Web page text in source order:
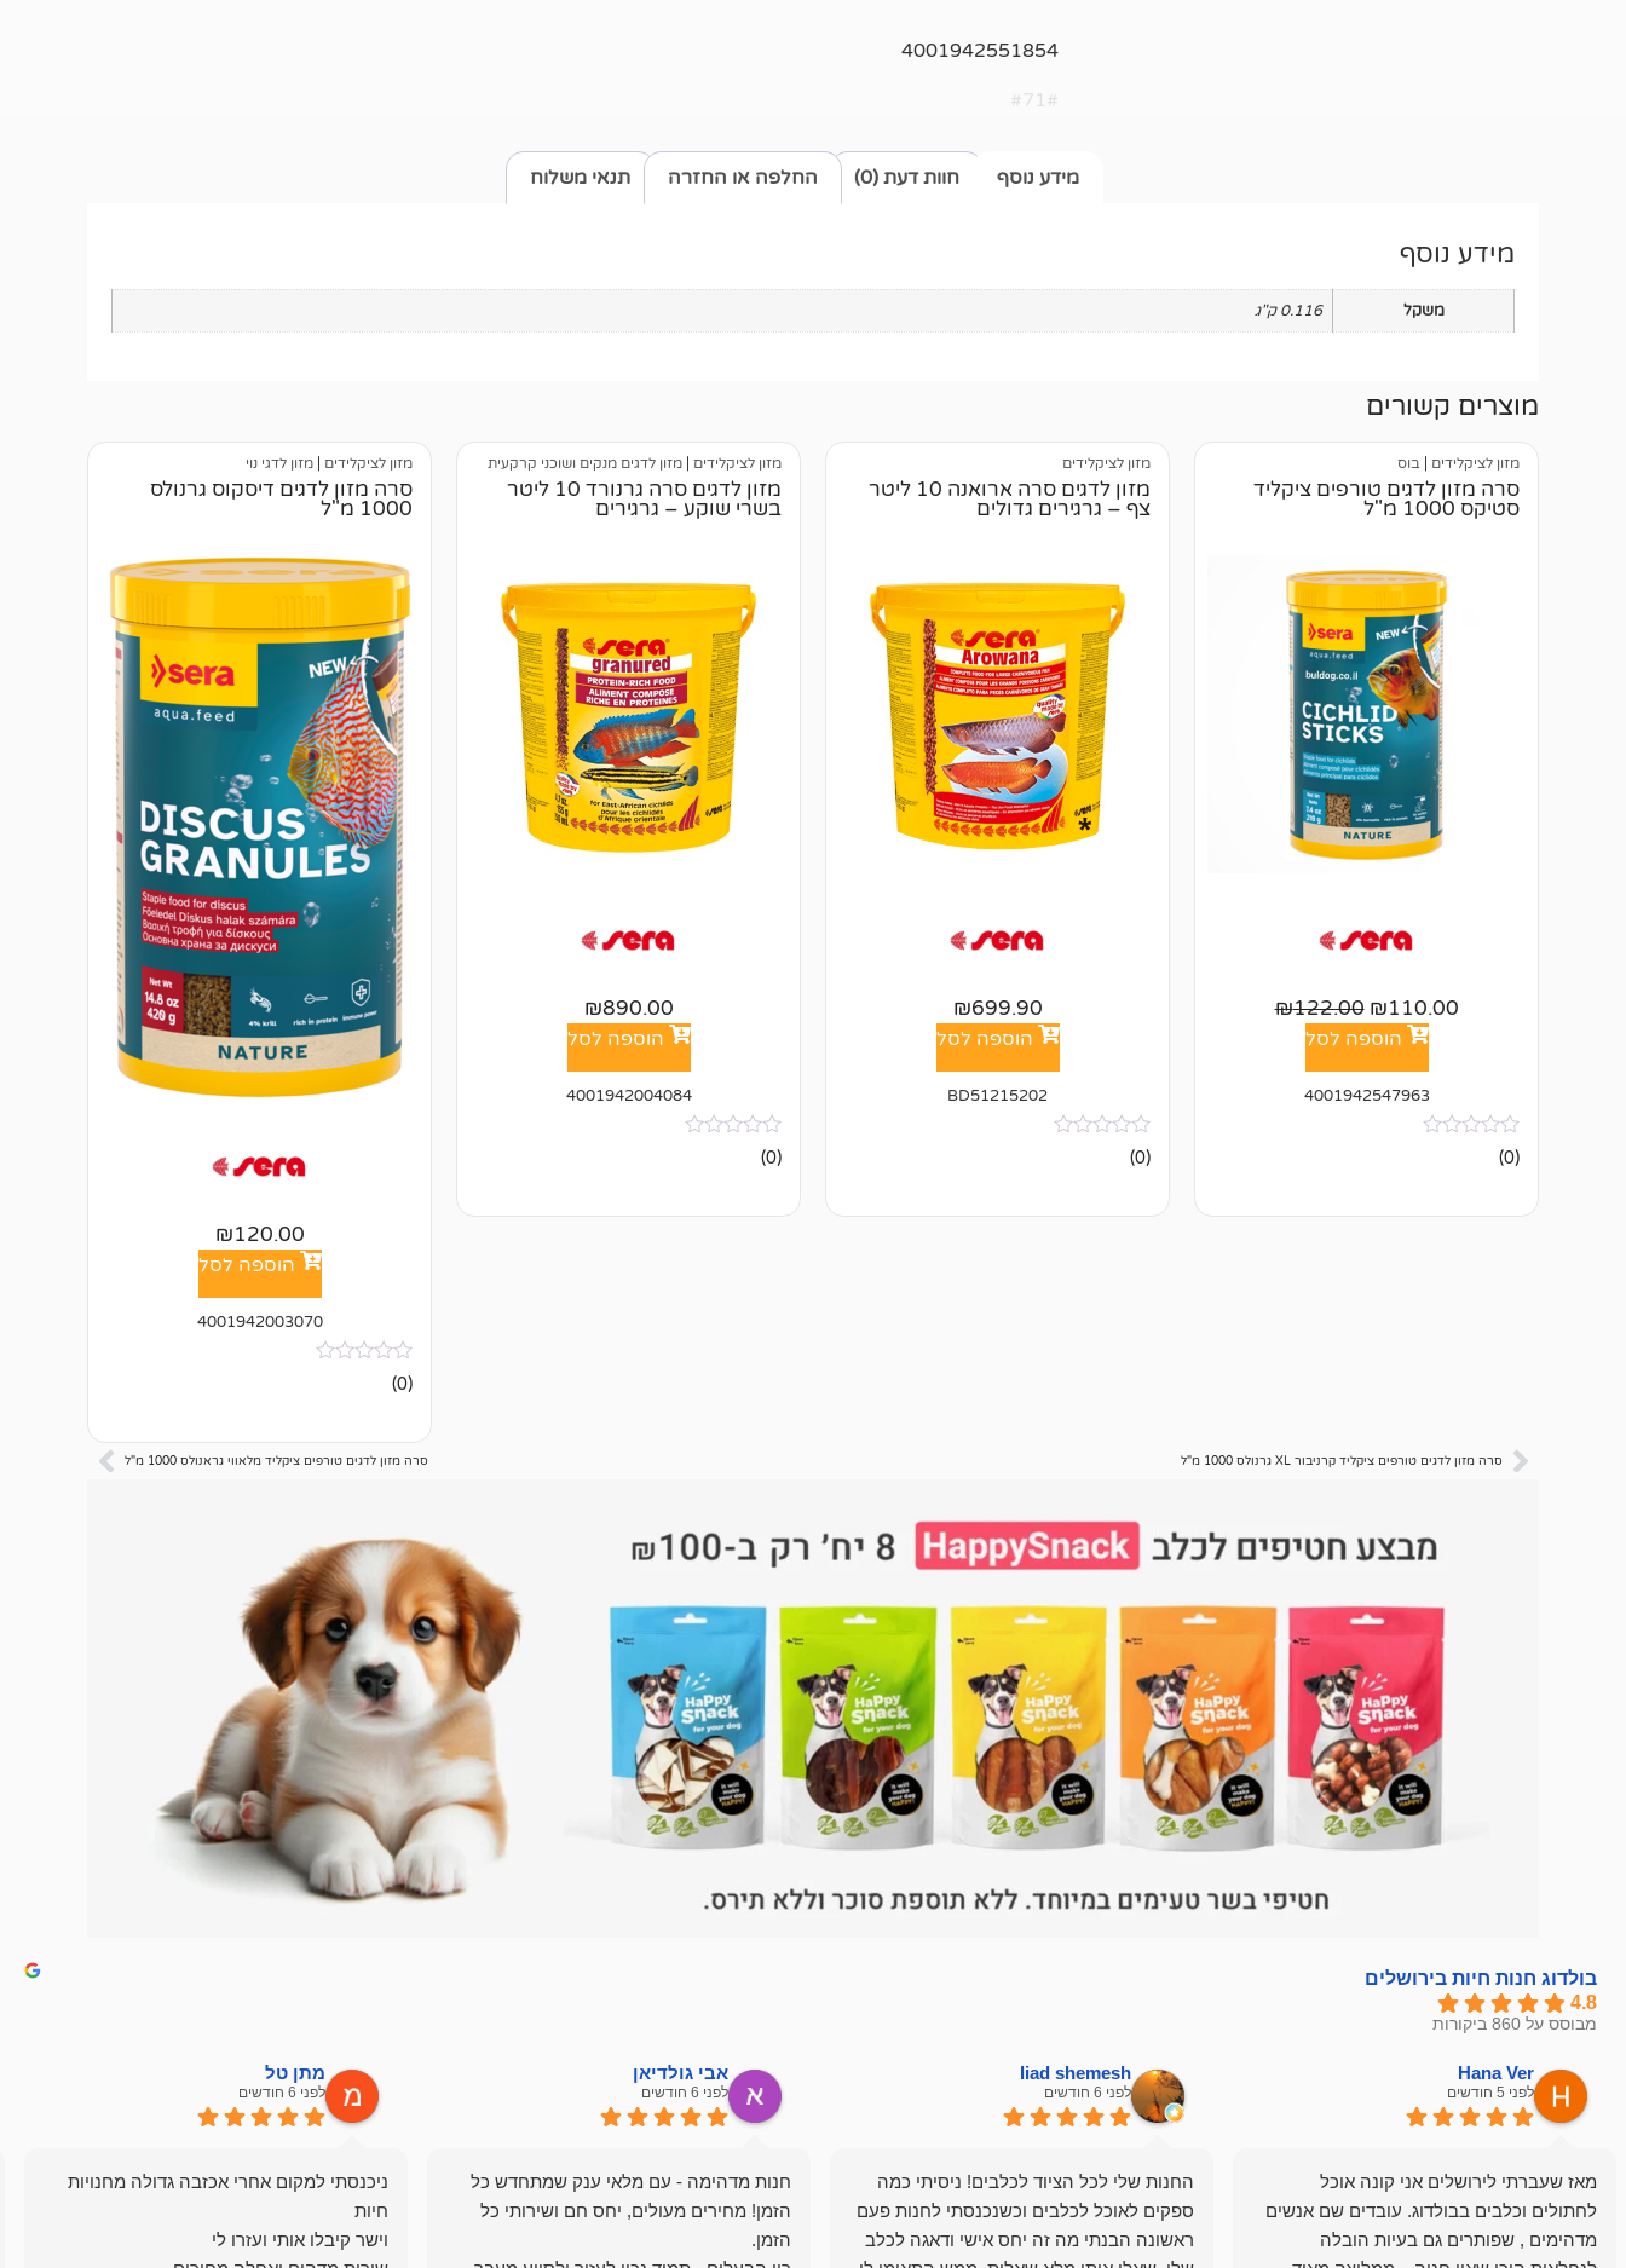
4001942551854
#71#
מידע נוסף תנאי משלוח חוות דעת (0) החלפה או החזרה
מידע נוסף
משקל 0.116 ק"ג
מוצרים קשורים
מזון לציקלידים בוס
סרה מזון לדגים טורפים ציקליד
סטיקס 1000 מ"ל
₪110.00
₪122.00
הוספה לסל
4001942547963
אין
ביקורות
(0)
מזון לציקלידים
מזון לדגים סרה ארואנה 10 ליטר
צף – גרגירים גדולים
₪699.90
הוספה לסל
BD51215202
אין
ביקורות
(0)
מזון לציקלידים מזון לדגים מנקים ושוכני קרקעית
מזון לדגים סרה גרנורד 10 ליטר
בשרי שוקע – גרגירים
₪890.00
הוספה לסל
4001942004084
אין
ביקורות
(0)
מזון לציקלידים מזון לדגי נוי
סרה מזון לדגים דיסקוס גרנולס
1000 מ"ל
₪120.00
הוספה לסל
4001942003070
אין
ביקורות
(0)
סרה מזון לדגים טורפים ציקליד קרניבור XL גרנולס 1000 מ"ל סרה מזון לדגים טורפים ציקליד מלאווי גראנולס 1000 מ"ל
בולדוג חנות חיות בירושלים
4.8
מבוסס על 860 ביקורות
Hana Ver
לפני 5 חודשים
מאז שעברתי לירושלים אני קונה אוכל
לחתולים וכלבים בבולדוג. עובדים שם אנשים
מדהימים , שפותרים גם בעיות הובלה
liad shemesh
לפני 6 חודשים
החנות שלי לכל הציוד לכלבים! ניסיתי כמה
ספקים לאוכל לכלבים וכשנכנסתי לחנות פעם
ראשונה הבנתי מה זה יחס אישי ודאגה לכלב
אבי גולדיאן
לפני 6 חודשים
חנות מדהימה - עם מלאי ענק שמתחדש כל
הזמן! מחירים מעולים, יחס חם ושירותי כל
מתן טל
לפני 6 חודשים
ניכנסתי למקום אחרי אכזבה גדולה מחנויות